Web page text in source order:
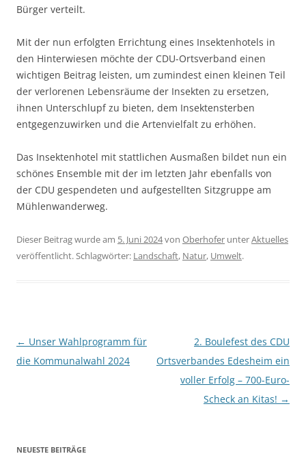
Bürger verteilt.
Mit der nun erfolgten Errichtung eines Insektenhotels in
den Hinterwiesen möchte der CDU-Ortsverband einen
wichtigen Beitrag leisten, um zumindest einen kleinen Teil
der verlorenen Lebensräume der Insekten zu ersetzen,
ihnen Unterschlupf zu bieten, dem Insektensterben
entgegenzuwirken und die Artenvielfalt zu erhöhen.
Das Insektenhotel mit stattlichen Ausmaßen bildet nun ein
schönes Ensemble mit der im letzten Jahr ebenfalls von
der CDU gespendeten und aufgestellten Sitzgruppe am
Mühlenwanderweg.
Dieser Beitrag wurde am 5. Juni 2024von Oberhofer unterAktuelles
veröffentlicht. Schlagwörter: Landschaft, Natur, Umwelt.
Beitragsnavigation
← Unser Wahlprogramm für
die Kommunalwahl 2024
2. Boulefest des CDU
Ortsverbandes Edesheim ein
voller Erfolg – 700-Euro-
Scheck an Kitas! →
NEUESTE BEITRÄGE